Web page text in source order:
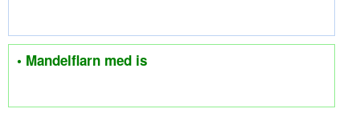
• Mandelflarn med is